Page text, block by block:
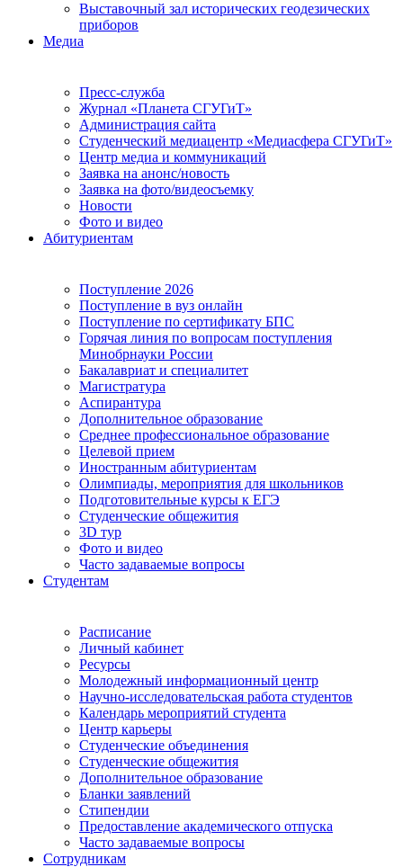
Выставочный зал исторических геодезических
приборов
Медиа
Пресс-служба
Журнал «Планета СГУГиТ»
Администрация сайта
Студенческий медиацентр «Медиасфера СГУГиТ»
Центр медиа и коммуникаций
Заявка на анонс/новость
Заявка на фото/видеосъемку
Новости
Фото и видео
Абитуриентам
Поступление 2026
Поступление в вуз онлайн
Поступление по сертификату БПС
Горячая линия по вопросам поступления
Минобрнауки России
Бакалавриат и специалитет
Магистратура
Аспирантура
Дополнительное образование
Среднее профессиональное образование
Целевой прием
Иностранным абитуриентам
Олимпиады, мероприятия для школьников
Подготовительные курсы к ЕГЭ
Студенческие общежития
3D тур
Фото и видео
Часто задаваемые вопросы
Студентам
Расписание
Личный кабинет
Ресурсы
Молодежный информационный центр
Научно-исследовательская работа студентов
Календарь мероприятий студента
Центр карьеры
Студенческие объединения
Студенческие общежития
Дополнительное образование
Бланки заявлений
Стипендии
Предоставление академического отпуска
Часто задаваемые вопросы
Сотрудникам